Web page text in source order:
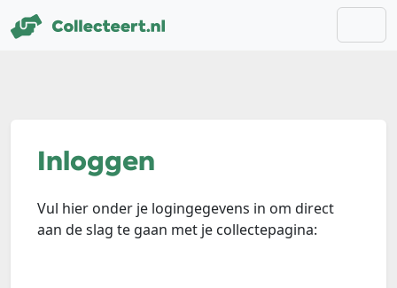
Inloggen
Vul hier onder je logingegevens in om direct
aan de slag te gaan met je collectepagina: